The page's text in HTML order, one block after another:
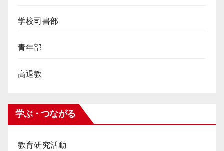
学校司書部
青年部
高退教
学ぶ・つながる
教育研究活動